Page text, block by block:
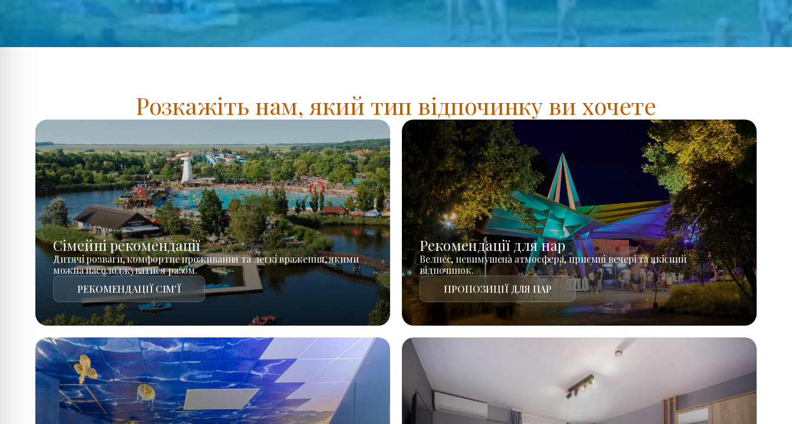
Розкажіть нам, який тип відпочинку ви хочете
Сімейні рекомендації
Дитячі розваги, комфортне проживання та легкі враження, якими
можна насолоджуватися разом.
РЕКОМЕНДАЦІЇ СІМ'Ї
Рекомендації для пар
Велнес, невимушена атмосфера, приємні вечері та якісний
відпочинок.
ПРОПОЗИЦІЇ ДЛЯ ПАР